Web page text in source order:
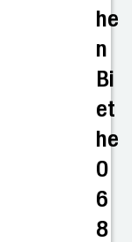
he
n
Bi
et
he
0
6
8